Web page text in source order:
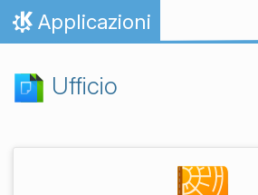
Passa al contenuto
Pagina iniziale
Applicazioni
Ufficio